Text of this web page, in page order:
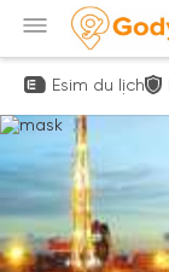
Esim du lịch